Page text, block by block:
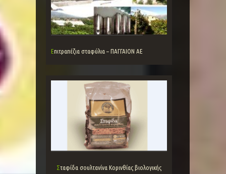
Επιτραπέζια σταφύλια – ΠΑΓΓΑΙΟΝ ΑΕ
Σταφίδα σουλτανίνα Κορινθίας βιολογικής